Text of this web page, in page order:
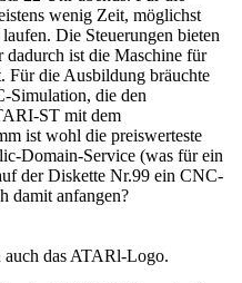
wenig Zeit, möglichst
Die Steuerungen bieten
dadurch ist die Maschine für
Für die Ausbildung bräuchte
Simulation, die den
ST mit dem
ist wohl die preiswerteste
Domain-Service (was für ein
der Diskette Nr.99 ein CNC-
damit anfangen?
auch das ATARl-Logo.